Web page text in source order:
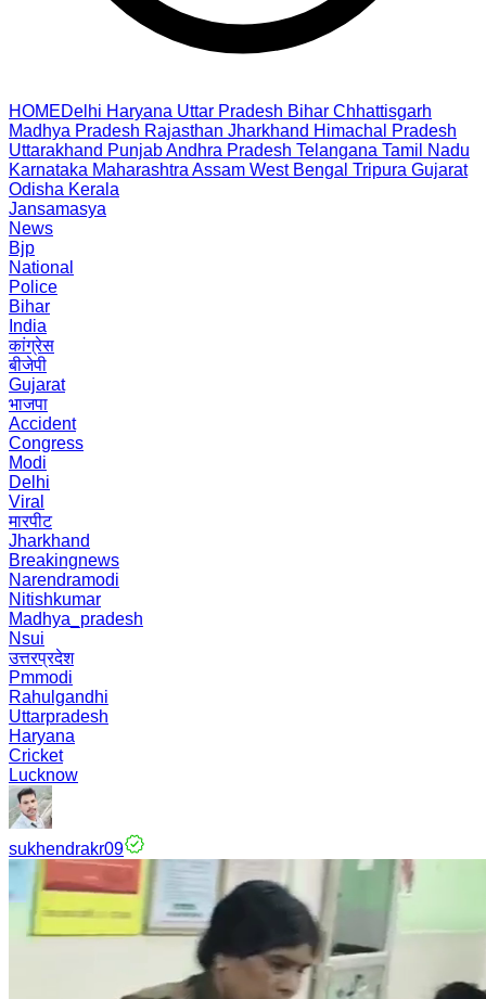
HOMEDelhi Haryana Uttar Pradesh Bihar Chhattisgarh
Madhya Pradesh Rajasthan Jharkhand Himachal Pradesh
Uttarakhand PunjabAndhra Pradesh Telangana Tamil Nadu
Karnataka Maharashtra Assam West Bengal Tripura Gujarat
Odisha Kerala
Jansamasya
News
Bjp
National
Police
Bihar
India
कांग्रेस
बीजेपी
Gujarat
भाजपा
Accident
Congress
Modi
Delhi
Viral
मारपीट
Jharkhand
Breakingnews
Narendramodi
Nitishkumar
Madhya_pradesh
Nsui
उत्तरप्रदेश
Pmmodi
Rahulgandhi
Uttarpradesh
Haryana
Cricket
Lucknow
sukhendrakr09